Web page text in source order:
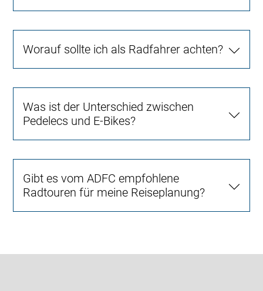
Worauf sollte ich als Radfahrer achten?
Was ist der Unterschied zwischen
Pedelecs und E-Bikes?
Gibt es vom ADFC empfohlene
Radtouren für meine Reiseplanung?